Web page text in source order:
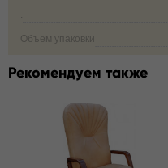
.
Объем упаковки
Рекомендуем также